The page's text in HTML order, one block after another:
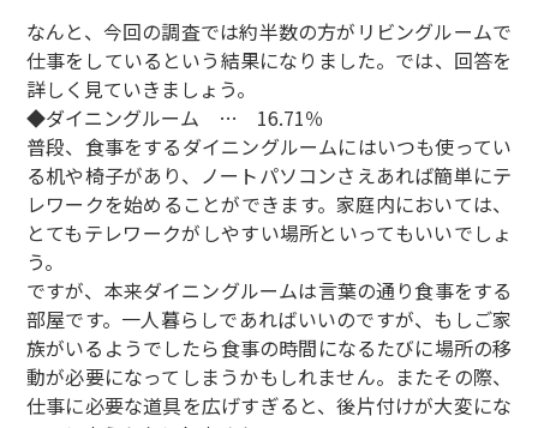
なんと、今回の調査では約半数の方がリビングルームで
仕事をしているという結果になりました。では、回答を
詳しく見ていきましょう。
◆ダイニングルーム … 16.71％
普段、食事をするダイニングルームにはいつも使ってい
る机や椅子があり、ノートパソコンさえあれば簡単にテ
レワークを始めることができます。家庭内においては、
とてもテレワークがしやすい場所といってもいいでしょ
う。
ですが、本来ダイニングルームは言葉の通り食事をする
部屋です。一人暮らしであればいいのですが、もしご家
族がいるようでしたら食事の時間になるたびに場所の移
動が必要になってしまうかもしれません。またその際、
仕事に必要な道具を広げすぎると、後片付けが大変にな